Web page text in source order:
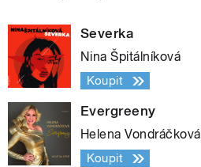
Severka
Nina Špitálníková
Koupit
Evergreeny
Helena Vondráčková
Koupit